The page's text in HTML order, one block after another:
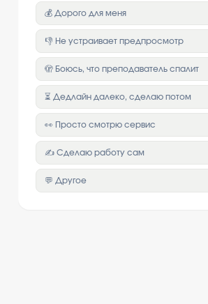
💰 Дорого для меня
👎 Не устраивает предпросмотр
🫣 Боюсь, что преподаватель спалит
⏳ Дедлайн далеко, сделаю потом
👀 Просто смотрю сервис
✍️ Сделаю работу сам
💬 Другое